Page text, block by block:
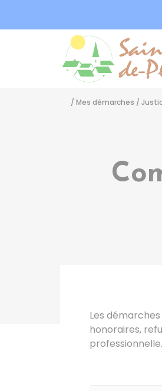
/ Mes démarches /
Les
honoraires,